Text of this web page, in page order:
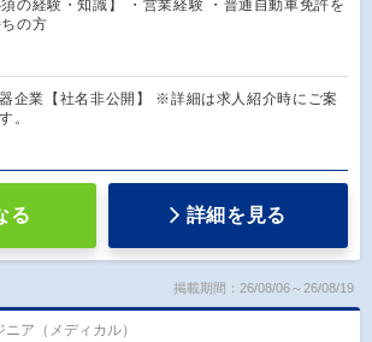
須の経験・知識】 ・営業経験 ・普通自動車免許を
の方
企業【社名非公開】 ※詳細は求人紹介時にご案
。
る 詳細を見る
掲載期間：26/08/06～26/08/19
ア（メディカル）